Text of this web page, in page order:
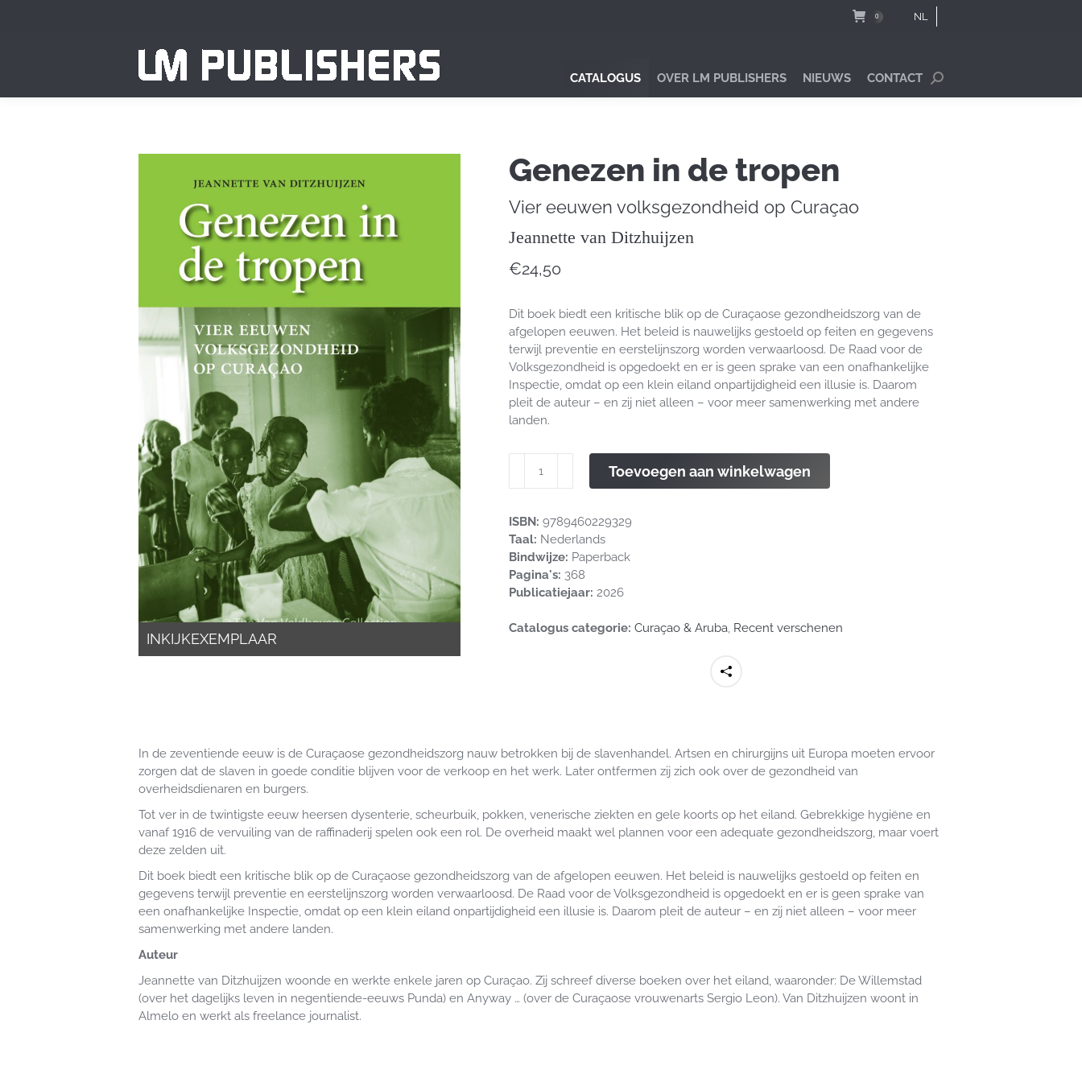
0 NL
CATALOGUS OVER LM PUBLISHERS NIEUWS CONTACT Search:
INKIJKEXEMPLAAR
Genezen in de tropen
Vier eeuwen volksgezondheid op Curaçao
Jeannette van Ditzhuijzen
€24,50
Dit boek biedt een kritische blik op de Curaçaose gezondheidszorg van de
afgelopen eeuwen. Het beleid is nauwelijks gestoeld op feiten en gegevens
terwijl preventie en eerstelijnszorg worden verwaarloosd. De Raad voor de
Volksgezondheid is opgedoekt en er is geen sprake van een onafhankelijke
Inspectie, omdat op een klein eiland onpartijdigheid een illusie is. Daarom
pleit de auteur – en zij niet alleen – voor meer samenwerking met andere
landen.
tropen
aantal
Toevoegen aan winkelwagen
ISBN: 9789460229329
Taal: Nederlands
Bindwijze: Paperback
Pagina's: 368
Publicatiejaar: 2026
Catalogus categorie: Curaçao & Aruba, Recent verschenen
In de zeventiende eeuw is de Curaçaose gezondheidszorg nauw betrokken bij de slavenhandel. Artsen en chirurgijns uit Europa moeten ervoor
zorgen dat de slaven in goede conditie blijven voor de verkoop en het werk. Later ontfermen zij zich ook over de gezondheid van
overheidsdienaren en burgers.
Tot ver in de twintigste eeuw heersen dysenterie, scheurbuik, pokken, venerische ziekten en gele koorts op het eiland. Gebrekkige hygiëne en
vanaf 1916 de vervuiling van de raffinaderij spelen ook een rol. De overheid maakt wel plannen voor een adequate gezondheidszorg, maar voert
deze zelden uit.
Dit boek biedt een kritische blik op de Curaçaose gezondheidszorg van de afgelopen eeuwen. Het beleid is nauwelijks gestoeld op feiten en
gegevens terwijl preventie en eerstelijnszorg worden verwaarloosd. De Raad voor de Volksgezondheid is opgedoekt en er is geen sprake van
een onafhankelijke Inspectie, omdat op een klein eiland onpartijdigheid een illusie is. Daarom pleit de auteur – en zij niet alleen – voor meer
samenwerking met andere landen.
Auteur
Jeannette van Ditzhuijzen woonde en werkte enkele jaren op Curaçao. Zij schreef diverse boeken over het eiland, waaronder: De Willemstad
(over het dagelijks leven in negentiende-eeuws Punda) en Anyway … (over de Curaçaose vrouwenarts Sergio Leon). Van Ditzhuijzen woont in
Almelo en werkt als freelance journalist.